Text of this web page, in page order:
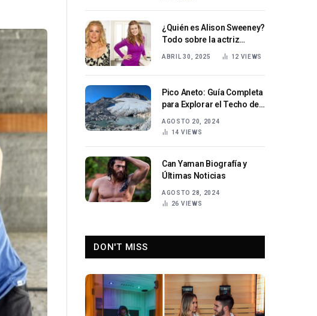
¿Quién es Alison Sweeney?
Todo sobre la actriz
estadounidense Alison
ABRIL 30, 2025 12 VIEWS
Pico Aneto: Guía Completa
para Explorar el Techo de
AGOSTO 20, 2024
14 VIEWS
Can Yaman Biografía y
Últimas Noticias
AGOSTO 28, 2024
26 VIEWS
DON'T MISS